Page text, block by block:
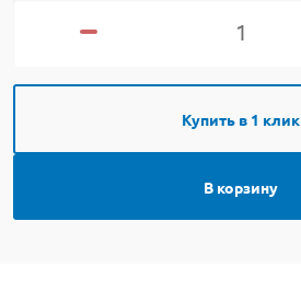
Купить в 1 клик
В корзину